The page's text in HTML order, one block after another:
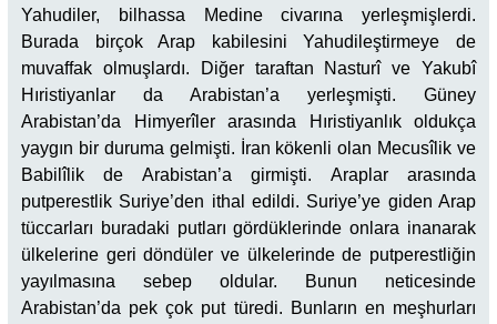
Yahudiler, bilhassa Medine civarına yerleşmişlerdi.
Burada birçok Arap kabilesini Yahudileştirmeye de
muvaffak olmuşlardı. Diğer taraftan Nasturî ve Yakubî
Hıristiyanlar da Arabistan’a yerleşmişti. Güney
Arabistan’da Himyerîler arasında Hıristiyanlık oldukça
yaygın bir duruma gelmişti. İran kökenli olan Mecusîlik ve
Babilîlik de Arabistan’a girmişti. Araplar arasında
putperestlik Suriye’den ithal edildi. Suriye’ye giden Arap
tüccarları buradaki putları gördüklerinde onlara inanarak
ülkelerine geri döndüler ve ülkelerinde de putperestliğin
yayılmasına sebep oldular. Bunun neticesinde
Arabistan’da pek çok put türedi. Bunların en meşhurları